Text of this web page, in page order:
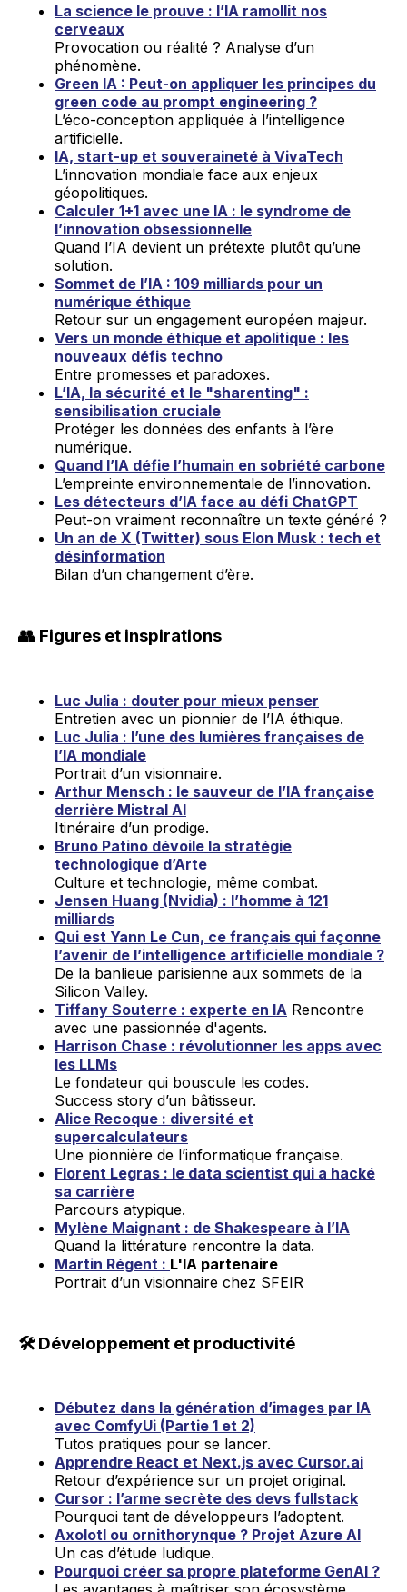
La science le prouve : l’IA ramollit nos
cerveaux
Provocation ou réalité ? Analyse d’un
phénomène.
Green IA : Peut-on appliquer les principes du
green code au prompt engineering ?
L’éco-conception appliquée à l’intelligence
artificielle.
IA, start-up et souveraineté à VivaTech
L’innovation mondiale face aux enjeux
géopolitiques.
Calculer 1+1 avec une IA : le syndrome de
l’innovation obsessionnelle
Quand l’IA devient un prétexte plutôt qu’une
solution.
Sommet de l’IA : 109 milliards pour un
numérique éthique
Retour sur un engagement européen majeur.
Vers un monde éthique et apolitique : les
nouveaux défis techno
Entre promesses et paradoxes.
L’IA, la sécurité et le "sharenting" :
sensibilisation cruciale
Protéger les données des enfants à l’ère
numérique.
Quand l’IA défie l’humain en sobriété carbone
L’empreinte environnementale de l’innovation.
Les détecteurs d’IA face au défi ChatGPT
Peut-on vraiment reconnaître un texte généré ?
Un an de X (Twitter) sous Elon Musk : tech et
désinformation
Bilan d’un changement d’ère.
👥 Figures et inspirations
Luc Julia : douter pour mieux penser
Entretien avec un pionnier de l’IA éthique.
Luc Julia : l’une des lumières françaises de
l’IA mondiale
Portrait d’un visionnaire.
Arthur Mensch : le sauveur de l’IA française
derrière Mistral AI
Itinéraire d’un prodige.
Bruno Patino dévoile la stratégie
technologique d’Arte
Culture et technologie, même combat.
Jensen Huang (Nvidia) : l’homme à 121
milliards
Qui est Yann Le Cun, ce français qui façonne
l’avenir de l’intelligence artificielle mondiale ?
De la banlieue parisienne aux sommets de la
Silicon Valley.
Tiffany Souterre : experte en IA Rencontre
avec une passionnée d'agents.
Harrison Chase : révolutionner les apps avec
les LLMs
Le fondateur qui bouscule les codes.
Success story d’un bâtisseur.
Alice Recoque : diversité et
supercalculateurs
Une pionnière de l’informatique française.
Florent Legras : le data scientist qui a hacké
sa carrière
Parcours atypique.
Mylène Maignant : de Shakespeare à l’IA
Quand la littérature rencontre la data.
Martin Régent : L'IA partenaire
Portrait d’un visionnaire chez SFEIR
🛠️Développement et productivité
Débutez dans la génération d’images par IA
avec ComfyUi (Partie 1 et 2)
Tutos pratiques pour se lancer.
Apprendre React et Next.js avec Cursor.ai
Retour d’expérience sur un projet original.
Cursor : l’arme secrète des devs fullstack
Pourquoi tant de développeurs l’adoptent.
Axolotl ou ornithorynque ? Projet Azure AI
Un cas d’étude ludique.
Pourquoi créer sa propre plateforme GenAI ?